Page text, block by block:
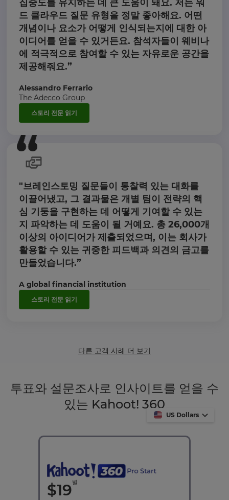
집중도를 유지하는 데 큰 도움이 돼요. 저는 워
드 클라우드 질문 유형을 정말 좋아해요. 어떤
개념이나 요소가 어떻게 인식되는지에 대한 아
이디어를 얻을 수 있거든요. 참석자들이 웨비나
에 적극적으로 참여할 수 있는 자유로운 공간을
제공해줘요.”
Alessandro Ferrario
The Adecco Group
스토리 전문 읽기
"브레인스토밍 질문들이 통찰력 있는 대화를
이끌어냈고, 그 결과물은 개별 팀이 전략의 핵
심 기둥을 구현하는 데 어떻게 기여할 수 있는
지 파악하는 데 도움이 될 거예요. 총 26,000개
이상의 아이디어가 제출되었으며, 이는 회사가
활용할 수 있는 귀중한 피드백과 의견의 금고를
만들었습니다.”
A global financial institution
스토리 전문 읽기
다른 고객 사례 더 보기
투표와 설문조사로 인사이트를 얻을 수
있는 Kahoot! 360
US Dollars
$19별